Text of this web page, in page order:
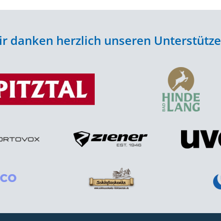
danken herzlich unseren